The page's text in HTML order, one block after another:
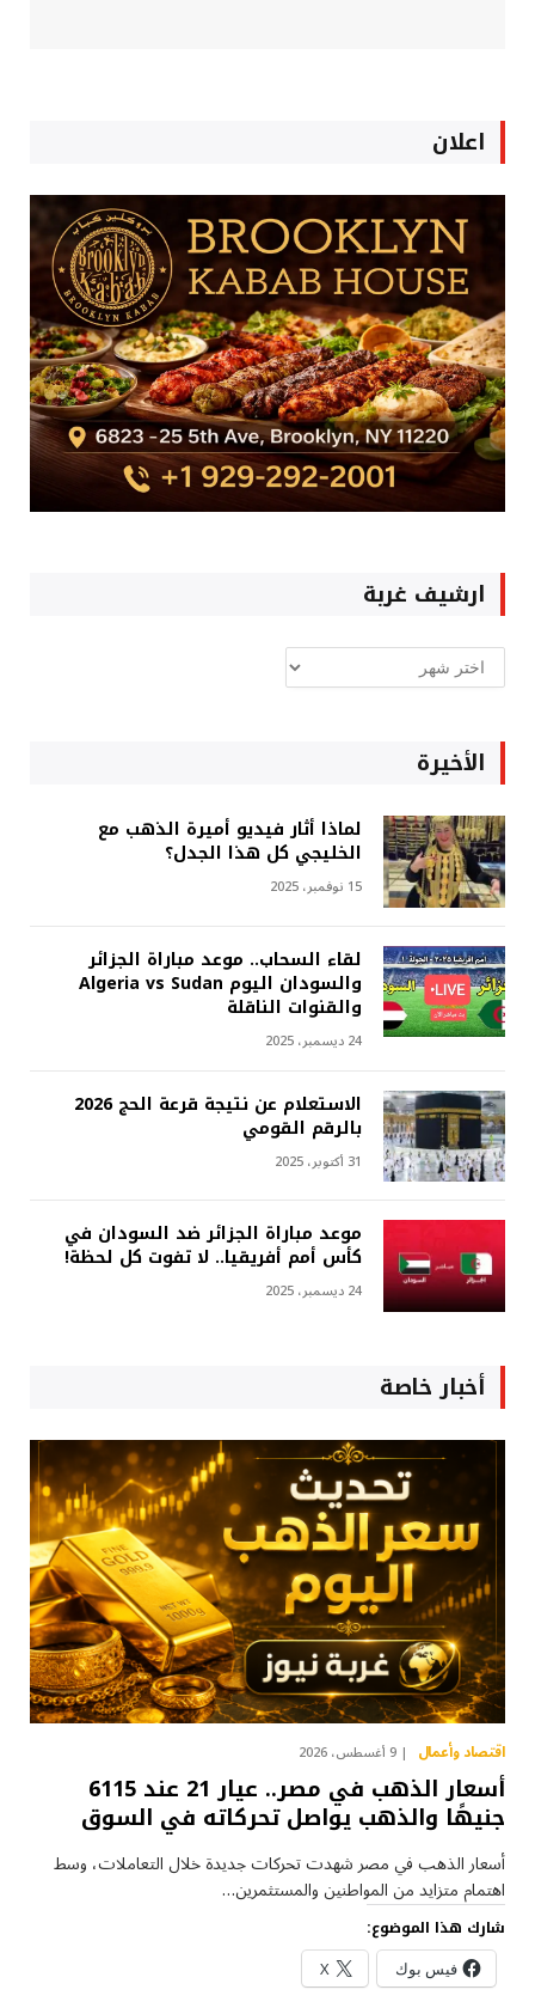
اعلان
ارشيف غربة
ارشيف
غربة
الأخيرة
لماذا أثار فيديو أميرة الذهب مع
الخليجي كل هذا الجدل؟
15 نوفمبر، 2025
لقاء السحاب.. موعد مباراة الجزائر
والسودان اليوم Algeria vs Sudan
والقنوات الناقلة
24 ديسمبر، 2025
الاستعلام عن نتيجة قرعة الحج 2026
بالرقم القومي
31 أكتوبر، 2025
موعد مباراة الجزائر ضد السودان في
كأس أمم أفريقيا.. لا تفوت كل لحظة!
24 ديسمبر، 2025
أخبار خاصة
اقتصاد وأعمال 9 أغسطس، 2026
أسعار الذهب في مصر.. عيار 21 عند 6115
جنيهًا والذهب يواصل تحركاته في السوق
أسعار الذهب في مصر شهدت تحركات جديدة خلال التعاملات، وسط
اهتمام متزايد من المواطنين والمستثمرين…
شارك هذا الموضوع:
فيس بوك X